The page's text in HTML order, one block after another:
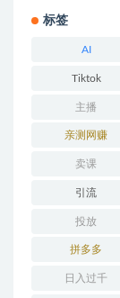
标签
AI
Tiktok
主播
亲测网赚
卖课
引流
投放
拼多多
日入过千